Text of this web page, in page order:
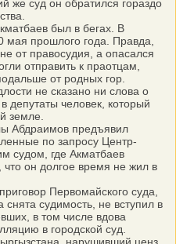
же суд он обратился гораздо
был в бегах. В
мая прошлого года. Правда,
от правосудия, а опасался
отправить к праотцам,
от родных гор.
не сказано ни слова о
депутаты человек, который
земле.
Абдраимов предъявил
по запросу Центр-
судом, где Акматбаев
что он долгое время не жил в
Первомайского суда,
снята судимость, не вступил в
в том числе вдова
в городской суд.